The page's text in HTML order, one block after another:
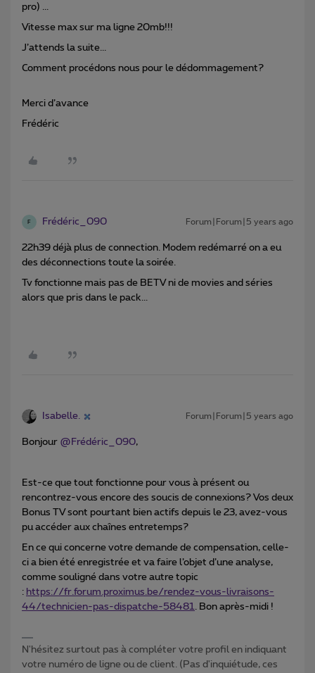
pro) ...
Vitesse max sur ma ligne 20mb!!!
J’attends la suite...
Comment procédons nous pour le dédommagement?
Merci d’avance
Frédéric
F Frédéric_090 Forum|Forum|5 years ago
22h39 déjà plus de connection. Modem redémarré on a eu
des déconnections toute la soirée.
Tv fonctionne mais pas de BETV ni de movies and séries
alors que pris dans le pack...
Isabelle. Forum|Forum|5 years ago
Bonjour @Frédéric_090,
Est-ce que tout fonctionne pour vous à présent ou
rencontrez-vous encore des soucis de connexions? Vos deux
Bonus TV sont pourtant bien actifs depuis le 23, avez-vous
pu accéder aux chaînes entretemps?
En ce qui concerne votre demande de compensation, celle-
ci a bien été enregistrée et va faire l’objet d’une analyse,
comme souligné dans votre autre topic
: https://fr.forum.proximus.be/rendez-vous-livraisons-
44/technicien-pas-dispatche-58481. Bon après-midi !
N'hésitez surtout pas à compléter votre profil en indiquant
votre numéro de ligne ou de client. (Pas d'inquiétude, ces